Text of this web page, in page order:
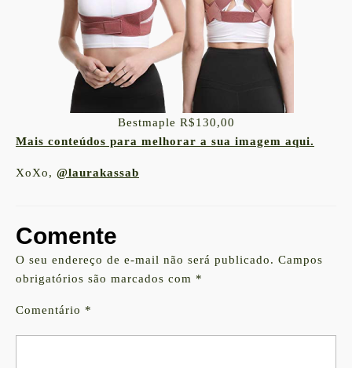
Bestmaple R$130,00
Mais conteúdos para melhorar a sua imagem aqui.
XoXo, @laurakassab
Comente
O seu endereço de e-mail não será publicado. Campos
obrigatórios são marcados com *
Comentário *